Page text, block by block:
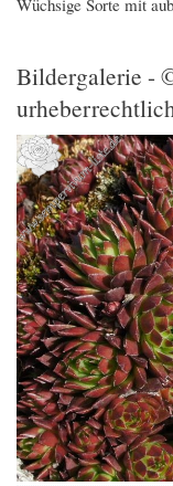
Bildergalerie -